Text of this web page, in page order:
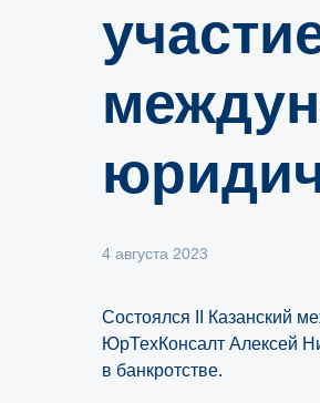
4 августа 2023
Состоялся II Казанский
ЮрТехКонсалт Алексей
в банкротстве.